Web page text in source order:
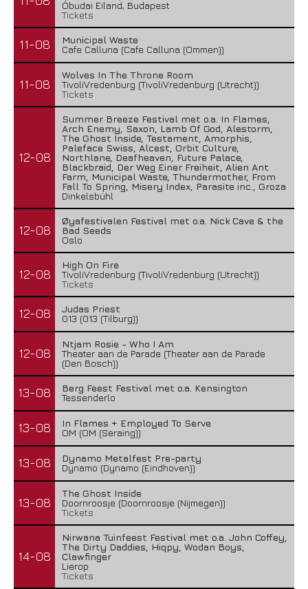
Óbudai Eiland, Budapest
Tickets
11-08
Municipal Waste
Cafe Calluna (Cafe Calluna (Ommen))
11-08
Wolves In The Throne Room
TivoliVredenburg (TivoliVredenburg (Utrecht))
Tickets
12-08
Summer Breeze Festival met o.a. In Flames,
Arch Enemy, Saxon, Lamb Of God, Alestorm,
The Ghost Inside, Testament, Amorphis,
Paleface Swiss, Alcest, Orbit Culture,
Northlane, Deafheaven, Future Palace,
Blackbraid, Der Weg Einer Freiheit, Alien Ant
Farm, Municipal Waste, Thundermother, From
Fall To Spring, Misery Index, Parasite inc., Groza
Dinkelsbühl
12-08
Øyafestivalen Festival met o.a. Nick Cave & the
Bad Seeds
Oslo
12-08
High On Fire
TivoliVredenburg (TivoliVredenburg (Utrecht))
Tickets
12-08
Judas Priest
013 (013 (Tilburg))
12-08
Ntjam Rosie - Who I Am
Theater aan de Parade (Theater aan de Parade
(Den Bosch))
13-08
Berg Feest Festival met o.a. Kensington
Tessenderlo
13-08
In Flames + Employed To Serve
OM (OM (Seraing))
13-08
Dynamo Metalfest Pre-party
Dynamo (Dynamo (Eindhoven))
13-08
The Ghost Inside
Doornroosje (Doornroosje (Nijmegen))
Tickets
14-08
Nirwana Tuinfeest Festival met o.a. John Coffey,
The Dirty Daddies, Hiqpy, Wodan Boys,
Clawfinger
Lierop
Tickets